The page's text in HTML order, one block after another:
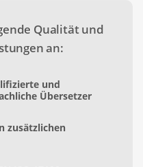
Qualität und
an:
und
Übersetzer
zusätzlichen